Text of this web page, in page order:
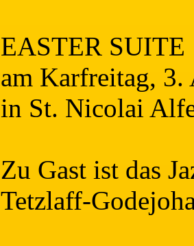
EASTER SUITE
am Karfreitag,
in St. Nicolai
Zu Gast ist das
Tetzlaff-